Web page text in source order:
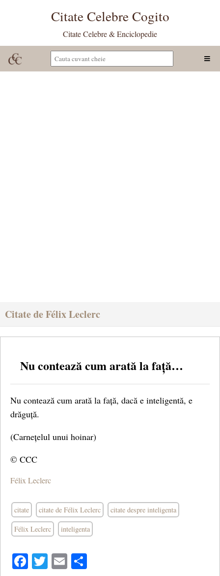
Citate Celebre Cogito
Citate Celebre & Enciclopedie
Citate de Félix Leclerc
Nu contează cum arată la față…
Nu contează cum arată la față, dacă e inteligentă, e
drăguță.
(Carnețelul unui hoinar)
© CCC
Félix Leclerc
citate citate de Félix Leclerc citate despre inteligenta
Félix Leclerc inteligenta
Facebook
Twitter
Email